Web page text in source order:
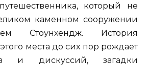
который не
каменном сооружении
Стоунхендж. История
места до сих пор рождает
и дискуссий, загадки